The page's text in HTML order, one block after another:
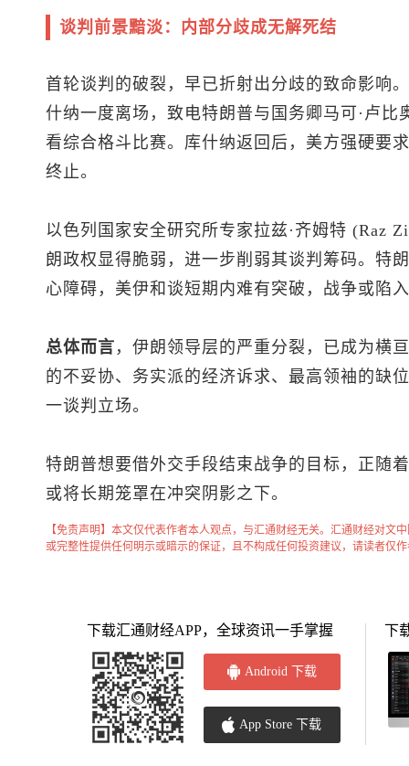
谈判前景黯淡：内部分歧成无解死结
首轮谈判的破裂，早已折射出分歧的致命影响
什纳一度离场，致电特朗普与国务卿马可·卢
看综合格斗比赛。库什纳返回后，美方强硬要
终止。
以色列国家安全研究所专家拉兹·齐姆特 (Raz
朗政权显得脆弱，进一步削弱其谈判筹码。特
心障碍，美伊和谈短期内难有突破，战争或陷
总体而言 ，伊朗领导层的严重分裂，已成为横
的不妥协、务实派的经济诉求、最高领袖的缺
一谈判立场。
特朗普想要借外交手段结束战争的目标，正随
或将长期笼罩在冲突阴影之下。
【免责声明】本文仅代表作者本人观点，与汇通财经无关。汇通财经对文
或完整性提供任何明示或暗示的保证，且不构成任何投资建议，请读者仅
下载汇通财经APP，全球资讯一手掌握
Android 下载
App Store 下载
下